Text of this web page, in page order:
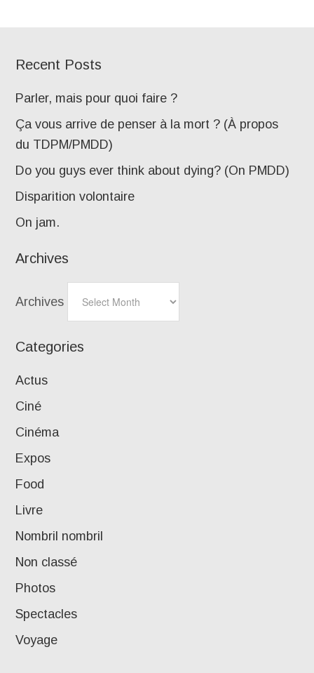
Recent Posts
Parler, mais pour quoi faire ?
Ça vous arrive de penser à la mort ? (À propos
du TDPM/PMDD)
Do you guys ever think about dying? (On PMDD)
Disparition volontaire
On jam.
Archives
Archives
Categories
Actus
Ciné
Cinéma
Expos
Food
Livre
Nombril nombril
Non classé
Photos
Spectacles
Voyage